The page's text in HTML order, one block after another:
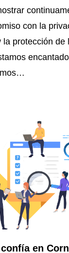
con la
la protección de
confía en